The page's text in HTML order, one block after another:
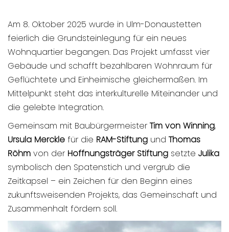
Am 8. Oktober 2025 wurde in Ulm-Donaustetten
feierlich die Grundsteinlegung für ein neues
Wohnquartier begangen. Das Projekt umfasst vier
Gebäude und schafft bezahlbaren Wohnraum für
Geflüchtete und Einheimische gleichermaßen. Im
Mittelpunkt steht das interkulturelle Miteinander und
die gelebte Integration.
Gemeinsam mit Baubürgermeister Tim von Winning,
Ursula Merckle für die RAM-Stiftung und Thomas
Röhm von der Hoffnungsträger Stiftung setzte Julika
symbolisch den Spatenstich und vergrub die
Zeitkapsel – ein Zeichen für den Beginn eines
zukunftsweisenden Projekts, das Gemeinschaft und
Zusammenhalt fördern soll.